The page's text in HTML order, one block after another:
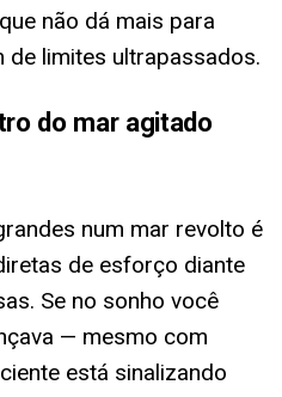
não dá mais para
de limites ultrapassados.
do mar agitado
num mar revolto é
de esforço diante
Se no sonho você
— mesmo com
está sinalizando